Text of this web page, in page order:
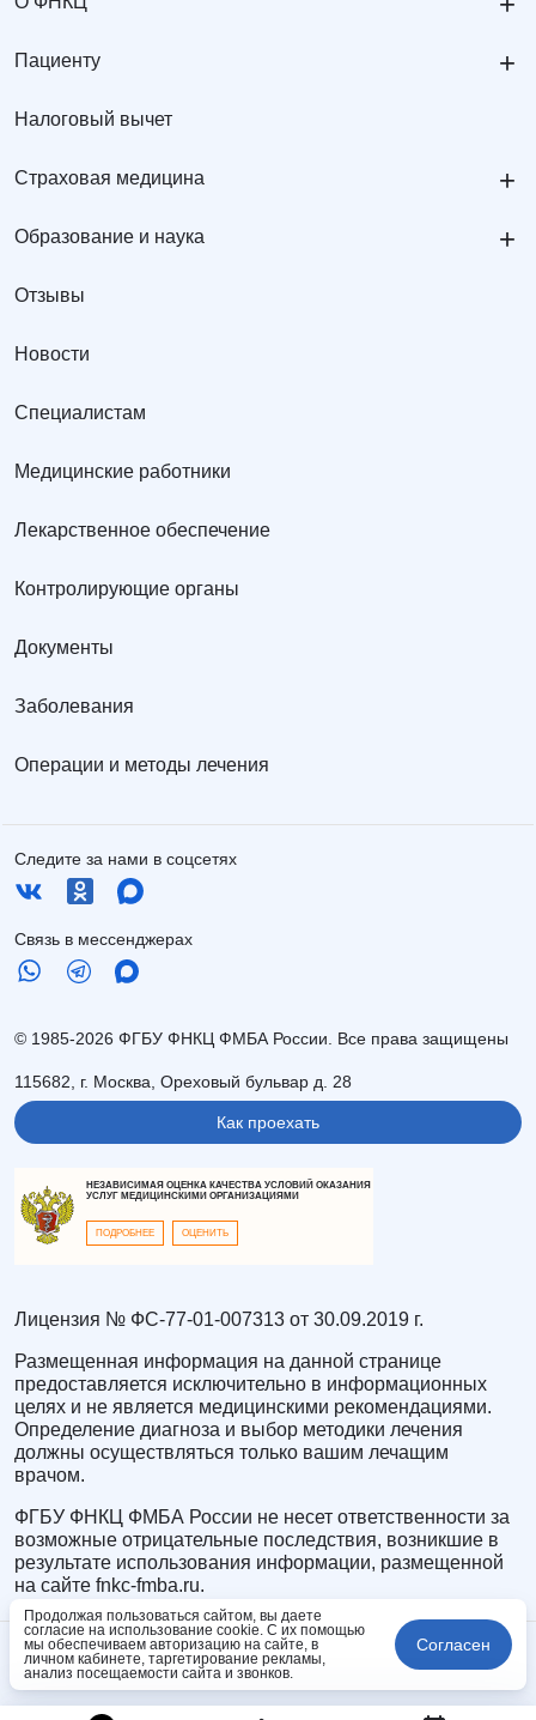
Пациенту +
Налоговый вычет
Страховая медицина +
Образование и наука +
Отзывы
Новости
Специалистам
Медицинские работники
Лекарственное обеспечение
Контролирующие органы
Документы
Заболевания
Операции и методы лечения
Следите за нами в соцсетях
Связь в мессенджерах
© 1985-2026 ФГБУ ФНКЦ ФМБА России. Все права защищены
115682, г. Москва, Ореховый бульвар д. 28
Как проехать
НЕЗАВИСИМАЯ ОЦЕНКА КАЧЕСТВА УСЛОВИЙ ОКАЗАНИЯ
УСЛУГ МЕДИЦИНСКИМИ ОРГАНИЗАЦИЯМИ
ПОДРОБНЕЕ ОЦЕНИТЬ
Лицензия № ФС-77-01-007313 от 30.09.2019 г.
Размещенная информация на данной странице
предоставляется исключительно в информационных
целях и не является медицинскими рекомендациями.
Определение диагноза и выбор методики лечения
должны осуществляться только вашим лечащим
врачом.
ФГБУ ФНКЦ ФМБА России не несет ответственности за
возможные отрицательные последствия, возникшие в
результате использования информации, размещенной
на сайте fnkc-fmba.ru.
Продолжая пользоваться сайтом, вы даете
согласие на использование cookie. С их помощью
мы обеспечиваем авторизацию на сайте, в
личном кабинете, таргетирование рекламы,
анализ посещаемости сайта и звонков.
Согласен